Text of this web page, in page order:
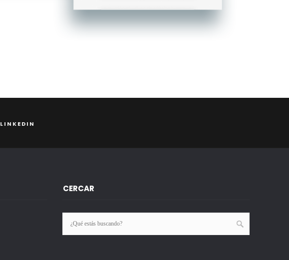
LINKEDIN
CERCAR